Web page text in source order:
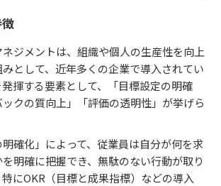
ジメントは、組織や個人の生産性を向上
として、近年多くの企業で導入されてい
揮する要素として、「目標設定の明確
クの質向上」「評価の透明性」が挙げら
確化」によって、従業員は自分が何を求
明確に把握でき、無駄のない行動が取り
にOKR（目標と成果指標）などの導入